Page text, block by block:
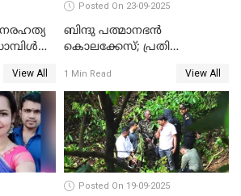
നരഹത്യ
View All
Posted On 23-09-2025
ബിന്ദു പത്മാനഭന്‍
കൊലക്കേസ്; പ്രതി
രേഖപ്പെടുത്തി
1 Min Read View All
Posted On 19-09-2025